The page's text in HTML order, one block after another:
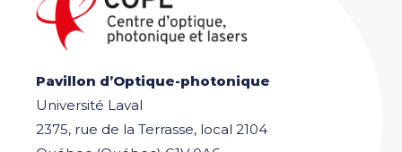
Pavillon d’Optique-photonique
Université Laval
2375, rue de la Terrasse, local 2104